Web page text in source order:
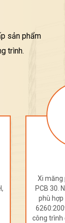
sản phẩm
trình.
Xi măng
PCB 40.
phù hợp
công trình